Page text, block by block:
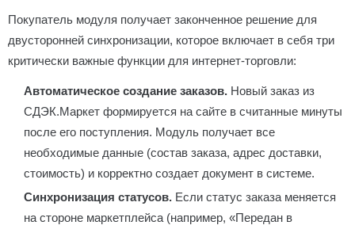
Покупатель модуля получает законченное решение для
двусторонней синхронизации, которое включает в себя три
критически важные функции для интернет-торговли:
Автоматическое создание заказов. Новый заказ из
СДЭК.Маркет формируется на сайте в считанные минуты
после его поступления. Модуль получает все
необходимые данные (состав заказа, адрес доставки,
стоимость) и корректно создает документ в системе.
Синхронизация статусов. Если статус заказа меняется
на стороне маркетплейса (например, «Передан в